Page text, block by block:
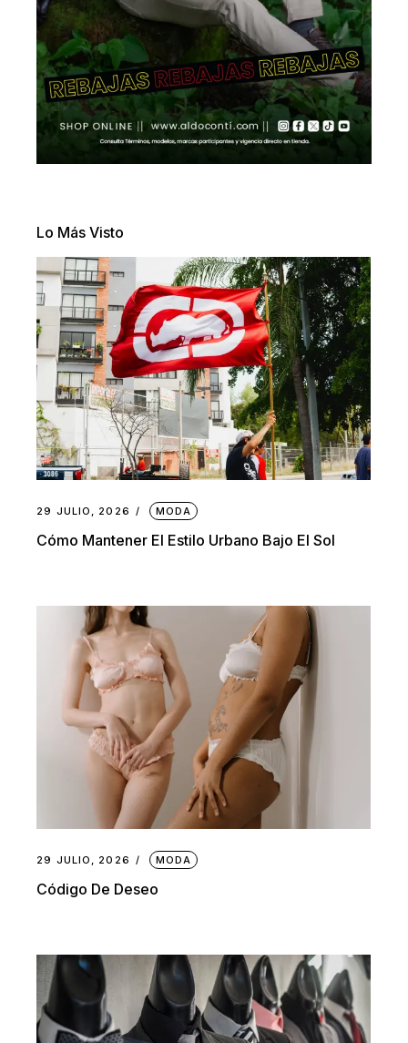
Lo Más Visto
29 JULIO, 2026 MODA
Cómo Mantener El Estilo Urbano Bajo El Sol
29 JULIO, 2026 MODA
Código De Deseo